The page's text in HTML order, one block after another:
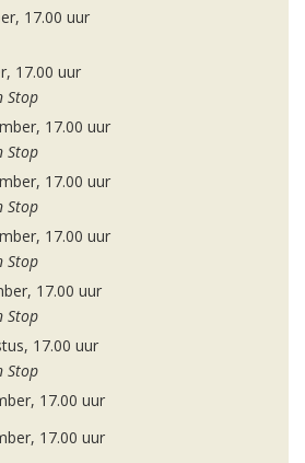
17.00 uur
17.00 uur
Stop
17.00 uur
Stop
17.00 uur
Stop
17.00 uur
Stop
17.00 uur
Stop
17.00 uur
Stop
17.00 uur
17.00 uur